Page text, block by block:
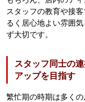
スタッフの教育や接
るく居心地よい雰囲
ず大切です。
スタッフ同士の
アップを目指す
繁忙期の時期は多く